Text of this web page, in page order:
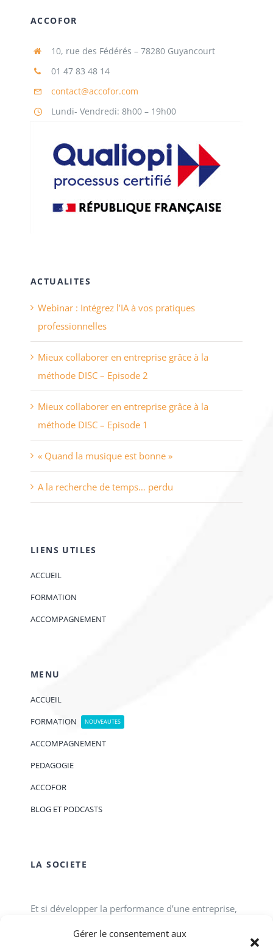
Gérer le consentement aux
ACCOFOR
10, rue des Fédérés – 78280 Guyancourt
01 47 83 48 14
contact@accofor.com
Lundi- Vendredi: 8h00 – 19h00
ACTUALITES
Webinar : Intégrez l’IA à vos pratiques
professionnelles
Mieux collaborer en entreprise grâce à la
méthode DISC – Episode 2
Mieux collaborer en entreprise grâce à la
méthode DISC – Episode 1
« Quand la musique est bonne »
A la recherche de temps… perdu
LIENS UTILES
ACCUEIL
FORMATION
ACCOMPAGNEMENT
MENU
ACCUEIL
FORMATION
NOUVEAUTES
ACCOMPAGNEMENT
PEDAGOGIE
ACCOFOR
BLOG ET PODCASTS
LA SOCIETE
Et si développer la performance d’une entreprise,